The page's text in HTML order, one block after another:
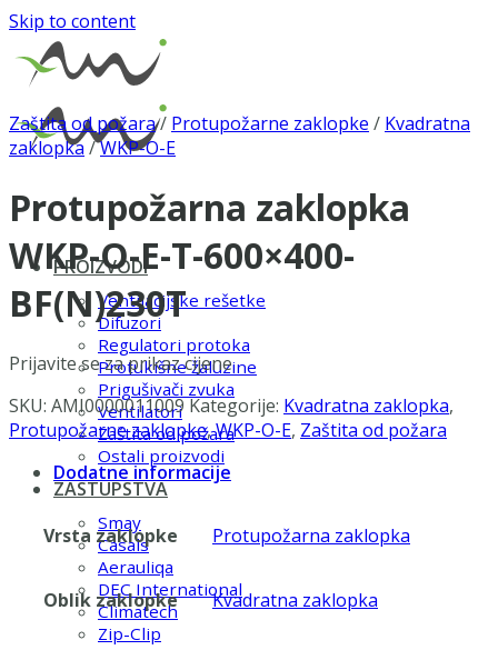
Skip to content
PROIZVODI
Ventilacijske rešetke
Difuzori
Regulatori protoka
Protukišne žaluzine
Prigušivači zvuka
Ventilatori
Zaštita od požara
Ostali proizvodi
ZASTUPSTVA
Smay
Casals
Aerauliqa
DEC International
Climatech
Zip-Clip
Zaštita od požara/ Protupožarne zaklopke / Kvadratna
zaklopka /WKP-O-E
Protupožarna zaklopka
WKP-O-E-T-600×400-
BF(N)230T
Prijavite se za prikaz cijene
SKU: AMI0000011009Kategorije: Kvadratna zaklopka,
Protupožarne zaklopke,WKP-O-E, Zaštita od požara
Dodatne informacije
Vrsta zaklopke Protupožarna zaklopka
Oblik zaklopke Kvadratna zaklopka